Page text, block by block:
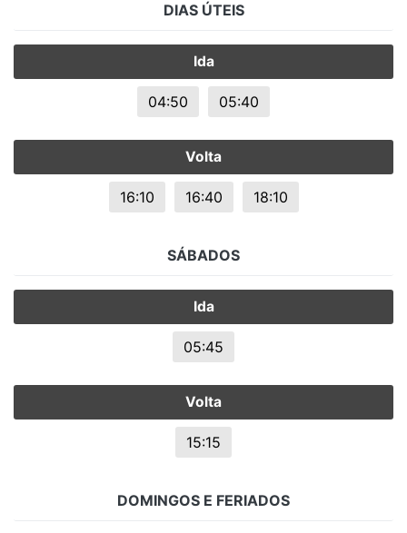
DIAS ÚTEIS
Ida
04:50 05:40
Volta
16:10 16:40 18:10
SÁBADOS
Ida
05:45
Volta
15:15
DOMINGOS E FERIADOS